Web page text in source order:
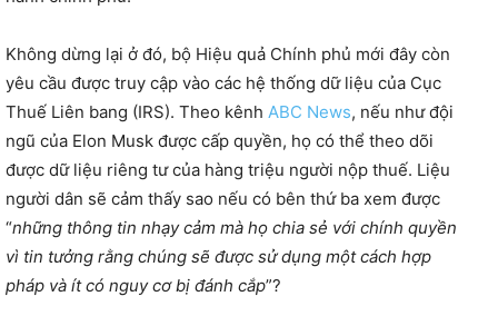
Không dừng lại ở đó, bộ Hiệu quả Chính phủ mới đây còn
yêu cầu được truy cập vào các hệ thống dữ liệu của Cục
Thuế Liên bang (IRS). Theo kênh ABC News, nếu như đội
ngũ của Elon Musk được cấp quyền, họ có thể theo dõi
được dữ liệu riêng tư của hàng triệu người nộp thuế. Liệu
người dân sẽ cảm thấy sao nếu có bên thứ ba xem được
“những thông tin nhạy cảm mà họ chia sẻ với chính quyền
vì tin tưởng rằng chúng sẽ được sử dụng một cách hợp
pháp và ít có nguy cơ bị đánh cắp”?